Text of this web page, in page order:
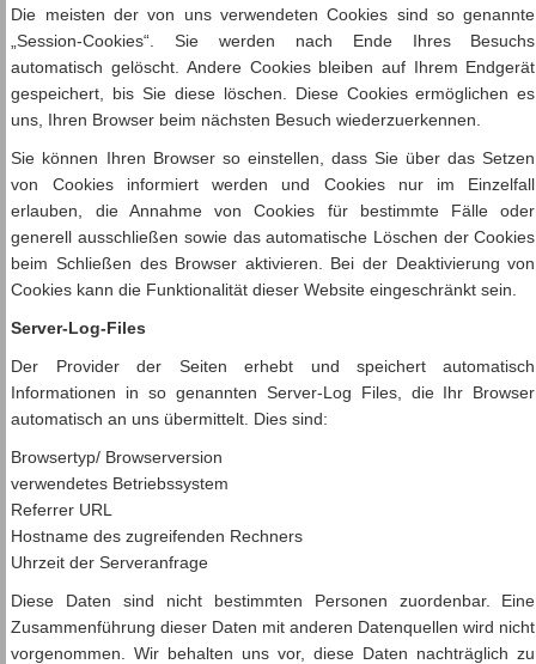
Die meisten der von uns verwendeten Cookies sind so genannte
„Session-Cookies“. Sie werden nach Ende Ihres Besuchs
automatisch gelöscht. Andere Cookies bleiben auf Ihrem Endgerät
gespeichert, bis Sie diese löschen. Diese Cookies ermöglichen es
uns, Ihren Browser beim nächsten Besuch wiederzuerkennen.
Sie können Ihren Browser so einstellen, dass Sie über das Setzen
von Cookies informiert werden und Cookies nur im Einzelfall
erlauben, die Annahme von Cookies für bestimmte Fälle oder
generell ausschließen sowie das automatische Löschen der Cookies
beim Schließen des Browser aktivieren. Bei der Deaktivierung von
Cookies kann die Funktionalität dieser Website eingeschränkt sein.
Server-Log-Files
Der Provider der Seiten erhebt und speichert automatisch
Informationen in so genannten Server-Log Files, die Ihr Browser
automatisch an uns übermittelt. Dies sind:
Browsertyp/ Browserversion
verwendetes Betriebssystem
Referrer URL
Hostname des zugreifenden Rechners
Uhrzeit der Serveranfrage
Diese Daten sind nicht bestimmten Personen zuordenbar. Eine
Zusammenführung dieser Daten mit anderen Datenquellen wird nicht
vorgenommen. Wir behalten uns vor, diese Daten nachträglich zu